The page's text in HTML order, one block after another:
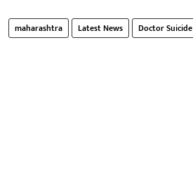
maharashtra Latest News Doctor Suicide